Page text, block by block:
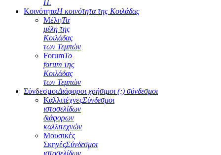
Π.
ΚοινότηταΗ κοινότητα της Κοιλάδας
ΜέληΤα
μέλη της
Κοιλάδας
των Τεμπών
ForumΤο
forum της
Κοιλάδας
των Τεμπών
ΣύνδεσμοιΔιάφοροι χρήσιμοι (;) σύνδεσμοι
ΚαλλιτέχνεςΣύνδεσμοι
ιστοσελίδων
διάφορων
καλλιτεχνών
Μουσικές
ΣκηνέςΣύνδεσμοι